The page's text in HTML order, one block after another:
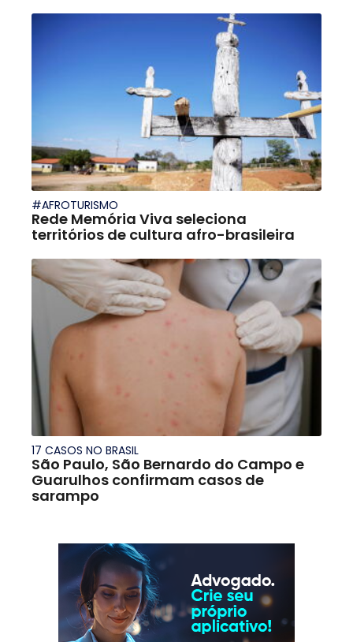
#AFROTURISMO
Rede Memória Viva seleciona
territórios de cultura afro-brasileira
17 CASOS NO BRASIL
São Paulo, São Bernardo do Campo e
Guarulhos confirmam casos de
sarampo